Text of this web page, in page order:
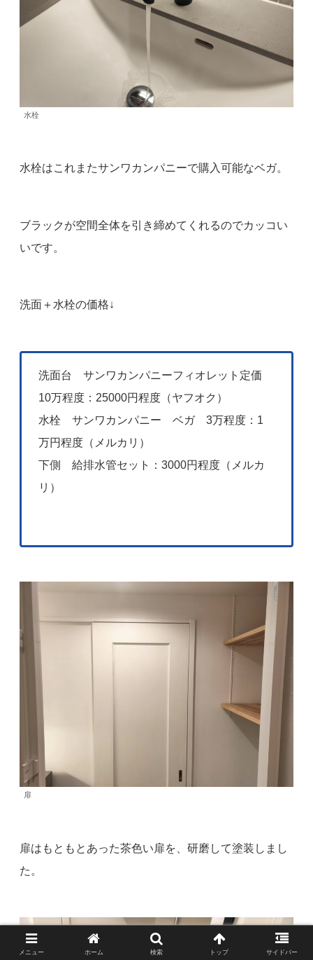
水栓
水栓はこれまたサンワカンパニーで購入可能なベガ。
ブラックが空間全体を引き締めてくれるのでカッコい
いです。
洗面＋水栓の価格↓
洗面台 サンワカンパニーフィオレット定価
10万程度：25000円程度（ヤフオク）
水栓 サンワカンパニー ベガ 3万程度：1
万円程度（メルカリ）
下側 給排水管セット：3000円程度（メルカ
リ）
扉
扉はもともとあった茶色い扉を、研磨して塗装しまし
た。
メニュー ホーム 検索 トップ サイドバー